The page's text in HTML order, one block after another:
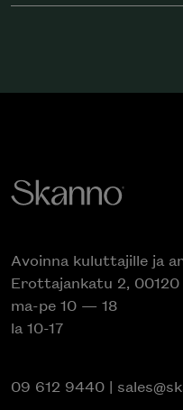
Avoinna kuluttajille ja
Erottajankatu 2, 00120
ma-pe 10 — 18
la 10-17
09 612 9440 |